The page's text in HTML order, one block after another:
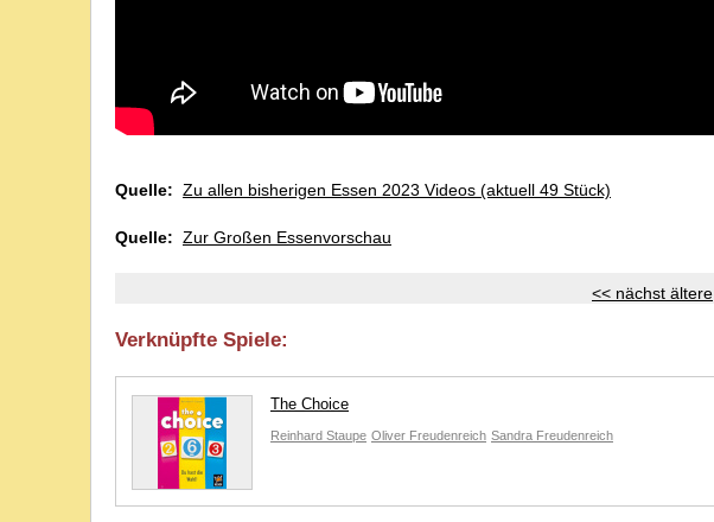
Quelle: Zu allen bisherigen Essen 2023 Videos (aktuell 49 Stück)
Quelle: Zur Großen Essenvorschau
<< nächst ältere
Verknüpfte Spiele:
The Choice
Reinhard Staupe Oliver Freudenreich Sandra Freudenreich